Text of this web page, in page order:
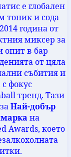
е глобален
тоник и сода
година от
миксер за
опит в бар
от цяла
събития и
фокус
тренд. Тази
Най-добър
на
Awards, което